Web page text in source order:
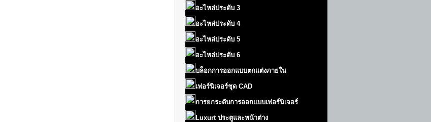
อะไหล่ประดับ 3
อะไหล่ประดับ 4
อะไหล่ประดับ 5
อะไหล่ประดับ 6
บล็อกการออกแบบตกแต่งภายใน
เฟอร์นิเจอร์ชุด CAD
การยกระดับการออกแบบเฟอร์นิเจอร์
Luxurt ประตูและหน้าต่าง